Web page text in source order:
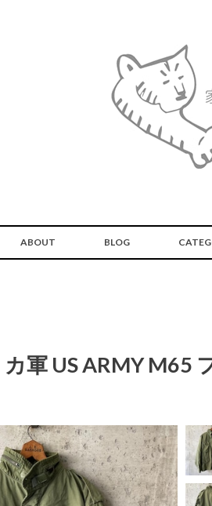
ABOUT BLOG
軍 US ARMY M65